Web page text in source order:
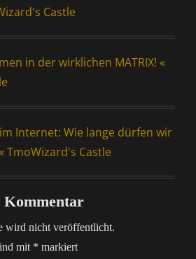
Castle
in der wirklichen MATRIX! «
Internet: Wie lange dürfen wir
TmoWizard's Castle
Kommentar
wird nicht veröffentlicht.
mit * markiert